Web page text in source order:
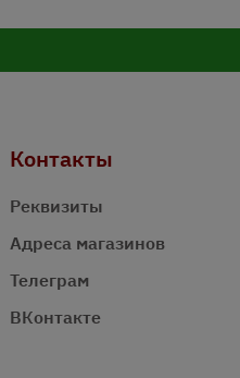
Контакты
Реквизиты
Адреса магазинов
Телеграм
ВКонтакте